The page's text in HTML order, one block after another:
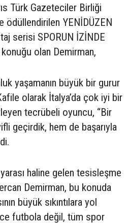
Türk Gazeteciler Birliği
ödüllendirilen YENİDÜZEN
serisi SPORUN İZİNDE
olan Demirman,
yaşamanın büyük bir gurur
olarak İtalya’da çok iyi bir
tecrübeli oyuncu, “Bir
geçirdik, hem de başarıyla
haline gelen tesisleşme
Demirman, bu konuda
büyük sıkıntılara yol
futbola değil, tüm spor